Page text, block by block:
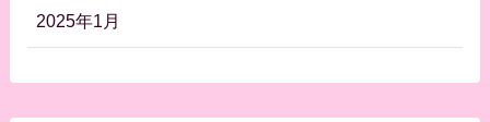
2025年1月